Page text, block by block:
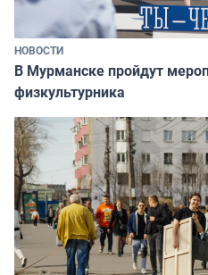
НОВОСТИ
В Мурманске пройдут
физкультурника